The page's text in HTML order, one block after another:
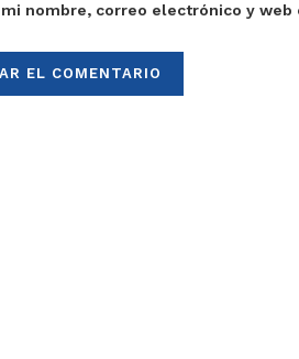
mi nombre, correo electrónico y